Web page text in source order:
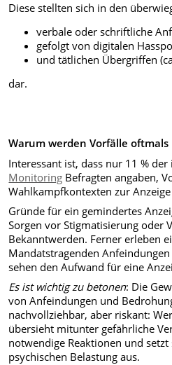
Diese stellten sich in den
verbale oder schriftliche
gefolgt von digitalen
und tätlichen Übergriffen
dar.
Warum werden Vorfälle
Interessant ist, dass nur 11 %
Monitoring Befragten angaben,
Wahlkampfkontexten zur
Gründe für ein gemindertes
Sorgen vor Stigmatisierung oder
Bekanntwerden. Ferner erleben
Mandatstragenden
sehen den Aufwand für eine
Es ist wichtig zu betonen: Die
von Anfeindungen und
nachvollziehbar, aber riskant:
übersieht mitunter gefährliche
notwendige Reaktionen und
psychischen Belastung aus.